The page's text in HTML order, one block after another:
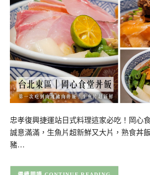
忠孝復興捷運站日式料理這家必吃！岡心
誠意滿滿，生魚片超新鮮又大片，熟食丼
豬…